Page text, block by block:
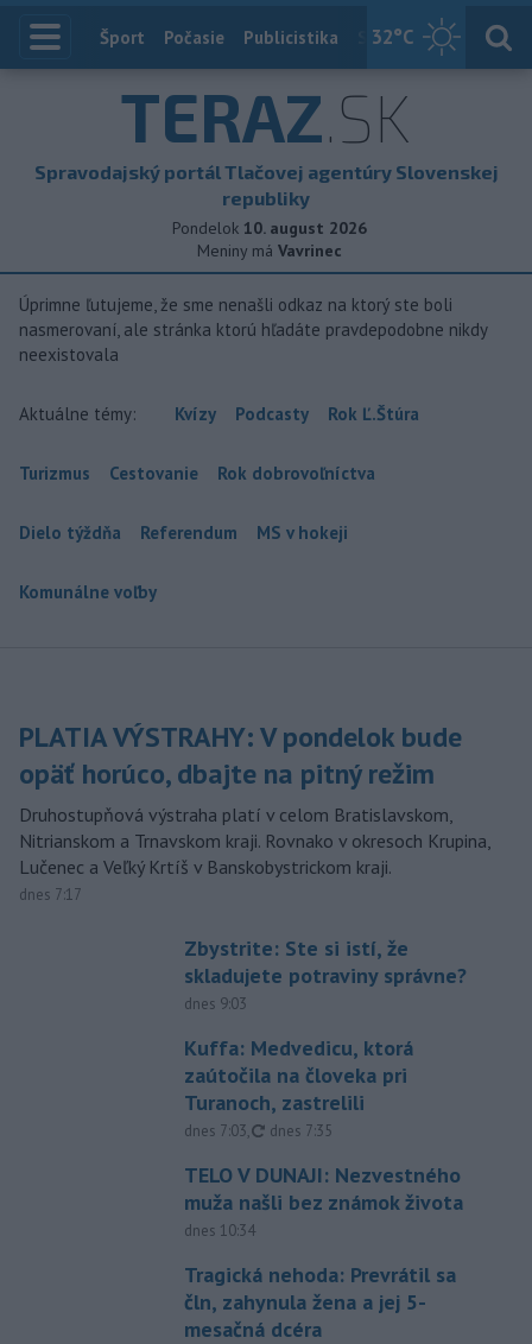
32°C
Index
Šport Počasie Publicistika Slovensko
TERAZ.SK
Spravodajský portál Tlačovej agentúry Slovenskej
republiky
Pondelok 10. august 2026
Meniny má Vavrinec
Úprimne ľutujeme, že sme nenašli odkaz na ktorý ste boli
nasmerovaní, ale stránka ktorú hľadáte pravdepodobne nikdy
neexistovala
Aktuálne témy: Kvízy Podcasty Rok Ľ.Štúra
Turizmus Cestovanie Rok dobrovoľníctva
Dielo týždňa Referendum MS v hokeji
Komunálne voľby
PLATIA VÝSTRAHY: V pondelok bude
opäť horúco, dbajte na pitný režim
Druhostupňová výstraha platí v celom Bratislavskom,
Nitrianskom a Trnavskom kraji. Rovnako v okresoch Krupina,
Lučenec a Veľký Krtíš v Banskobystrickom kraji.
dnes 7:17
Zbystrite: Ste si istí, že
skladujete potraviny správne?
dnes 9:03
Kuffa: Medvedicu, ktorá
zaútočila na človeka pri
Turanoch, zastrelili
dnes 7:03, aktualizované
dnes 7:35
TELO V DUNAJI: Nezvestného
muža našli bez známok života
dnes 10:34
Tragická nehoda: Prevrátil sa
čln, zahynula žena a jej 5-
mesačná dcéra